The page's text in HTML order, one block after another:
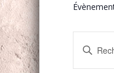
et
Saisir
mot-
clé.